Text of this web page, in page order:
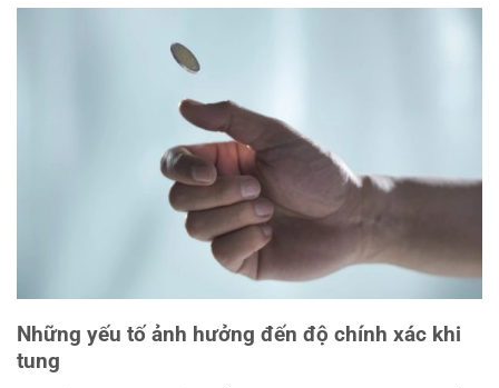
Những yếu tố ảnh hưởng đến độ chính xác khi
tung